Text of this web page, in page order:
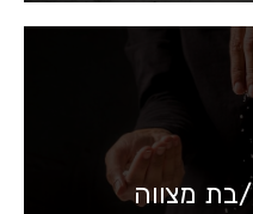
בת מצווה